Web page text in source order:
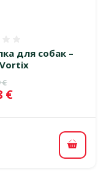
для собак –
цена
€
€
В